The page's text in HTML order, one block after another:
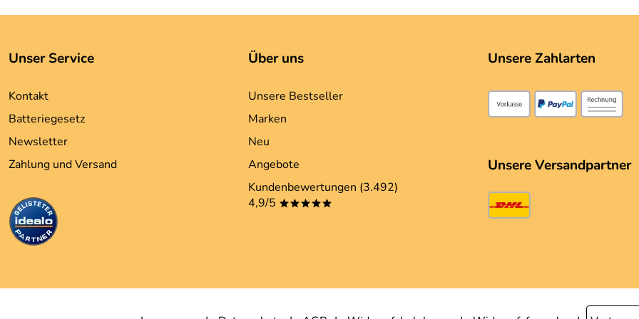
Unser Service
Kontakt
Batteriegesetz
Newsletter
Zahlung und Versand
Über uns
Unsere Bestseller
Marken
Neu
Angebote
Kundenbewertungen (3.492)
4,9/5 *****
Unsere Zahlarten
Unsere Versandpartner